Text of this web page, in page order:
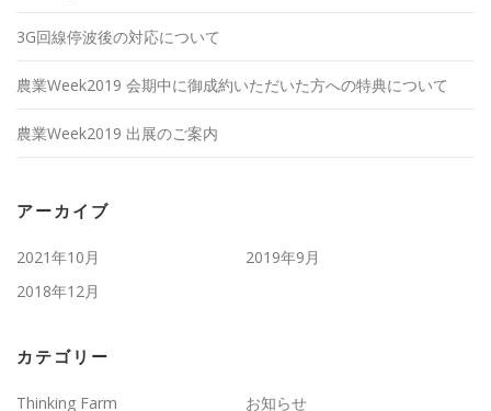
3G回線停波後の対応について
農業Week2019 会期中に御成約いただいた方への特典について
農業Week2019 出展のご案内
アーカイブ
2021年10月
2019年9月
2018年12月
カテゴリー
Thinking Farm
お知らせ